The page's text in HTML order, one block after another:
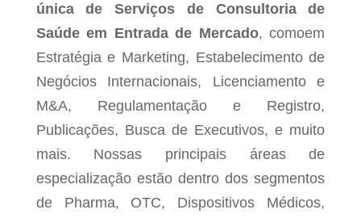
única de Serviços de Consultoria de
Saúde em Entrada de Mercado, comoem
Estratégia e Marketing, Estabelecimento de
Negócios Internacionais, Licenciamento e
M&A, Regulamentação e Registro,
Publicações, Busca de Executivos, e muito
mais. Nossas principais áreas de
especialização estão dentro dos segmentos
de Pharma, OTC, Dispositivos Médicos,